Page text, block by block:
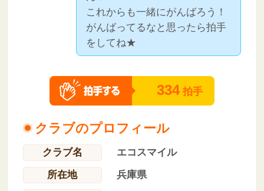
これからも一緒にがんばろう！
がんばってるなと思ったら拍手
をしてね★
334 拍手
クラブのプロフィール
クラブ名
エコスマイル
所在地
兵庫県